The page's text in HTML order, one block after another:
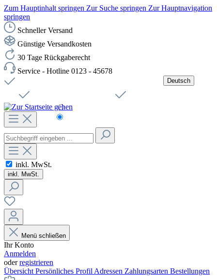
Zum Hauptinhalt springen Zur Suche springen Zur Hauptnavigation
springen
Schneller Versand
Günstige Versandkosten
30 Tage Rückgaberecht
Service - Hotline 0123 - 45678
Deutsch
Čeština
inkl. MwSt.
inkl. MwSt.
Menü schließen
Ihr Konto
Anmelden
oderregistrieren
Übersicht Persönliches Profil Adressen Zahlungsarten Bestellungen